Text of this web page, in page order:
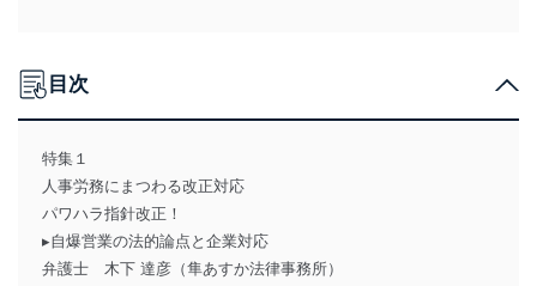
目次
特集１
人事労務にまつわる改正対応
パワハラ指針改正！
▸自爆営業の法的論点と企業対応
弁護士 木下 達彦（隼あすか法律事務所）